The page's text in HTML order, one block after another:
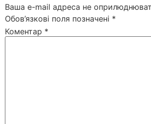
Ваша e-mail адреса не
Обов’язкові поля позначені *
Коментар *